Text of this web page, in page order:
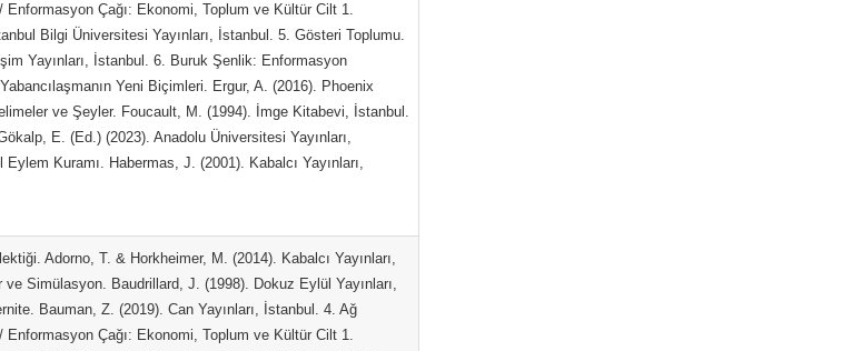
Enformasyon Çağı: Ekonomi, Toplum ve Kültür Cilt 1.
Bilgi Üniversitesi Yayınları, İstanbul. 5. Gösteri Toplumu.
Yayınları, İstanbul. 6. Buruk Şenlik: Enformasyon
Yeni Biçimleri. Ergur, A. (2016). Phoenix
ve Şeyler. Foucault, M. (1994). İmge Kitabevi, İstanbul.
E. (Ed.) (2023). Anadolu Üniversitesi Yayınları,
Kuramı. Habermas, J. (2001). Kabalcı Yayınları,
Adorno, T. & Horkheimer, M. (2014). Kabalcı Yayınları,
ve Simülasyon. Baudrillard, J. (1998). Dokuz Eylül Yayınları,
Bauman, Z. (2019). Can Yayınları, İstanbul. 4. Ağ
Enformasyon Çağı: Ekonomi, Toplum ve Kültür Cilt 1.